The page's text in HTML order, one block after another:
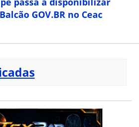
GOV.BR no Ceac